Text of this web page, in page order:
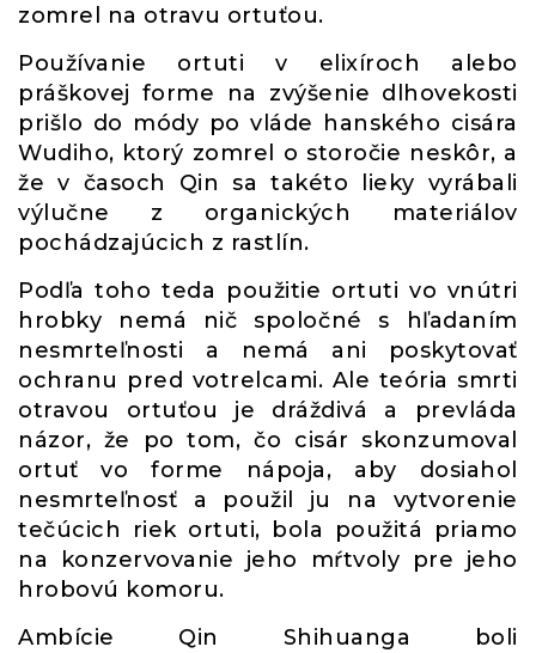
zomrel na otravu ortuťou.
Používanie ortuti v elixíroch alebo
práškovej forme na zvýšenie dlhovekosti
prišlo do módy po vláde hanského cisára
Wudiho, ktorý zomrel o storočie neskôr, a
že v časoch Qin sa takéto lieky vyrábali
výlučne z organických materiálov
pochádzajúcich z rastlín.
Podľa toho teda použitie ortuti vo vnútri
hrobky nemá nič spoločné s hľadaním
nesmrteľnosti a nemá ani poskytovať
ochranu pred votrelcami. Ale teória smrti
otravou ortuťou je dráždivá a prevláda
názor, že po tom, čo cisár skonzumoval
ortuť vo forme nápoja, aby dosiahol
nesmrteľnosť a použil ju na vytvorenie
tečúcich riek ortuti, bola použitá priamo
na konzervovanie jeho mŕtvoly pre jeho
hrobovú komoru.
Ambície Qin Shihuanga boli